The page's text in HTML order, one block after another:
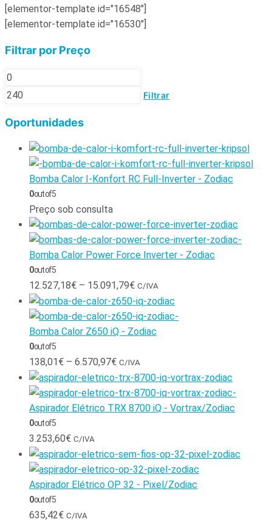
[elementor-template id="16548"]
[elementor-template id="16530"]
Filtrar por Preço
Filtrar
Oportunidades
Bomba Calor I-Konfort RC Full-Inverter - Zodiac
0out of 5
Preço sob consulta
Bomba Calor Power Force Inverter - Zodiac
0out of 5
12.527,18€ – 15.091,79€ C/IVA
Bomba Calor Z650 iQ - Zodiac
0out of 5
138,01 € – 6.570,97€ C/IVA
Aspirador Elétrico TRX 8700 iQ - Vortrax/Zodiac
0out of 5
3.253,60€ C/IVA
Aspirador Elétrico OP 32 - Pixel/Zodiac
0out of 5
635,42€ C/IVA